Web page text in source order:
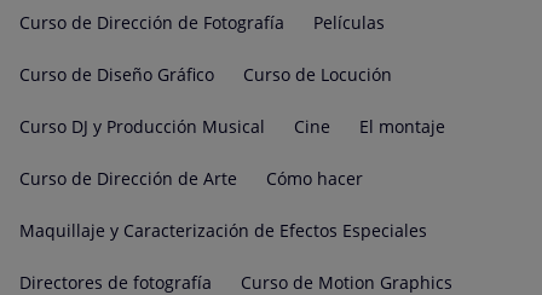
Curso de Dirección de Fotografía Películas
Curso de Diseño Gráfico Curso de Locución
Curso DJ y Producción Musical Cine El montaje
Curso de Dirección de Arte Cómo hacer
Maquillaje y Caracterización de Efectos Especiales
Directores de fotografía Curso de Motion Graphics